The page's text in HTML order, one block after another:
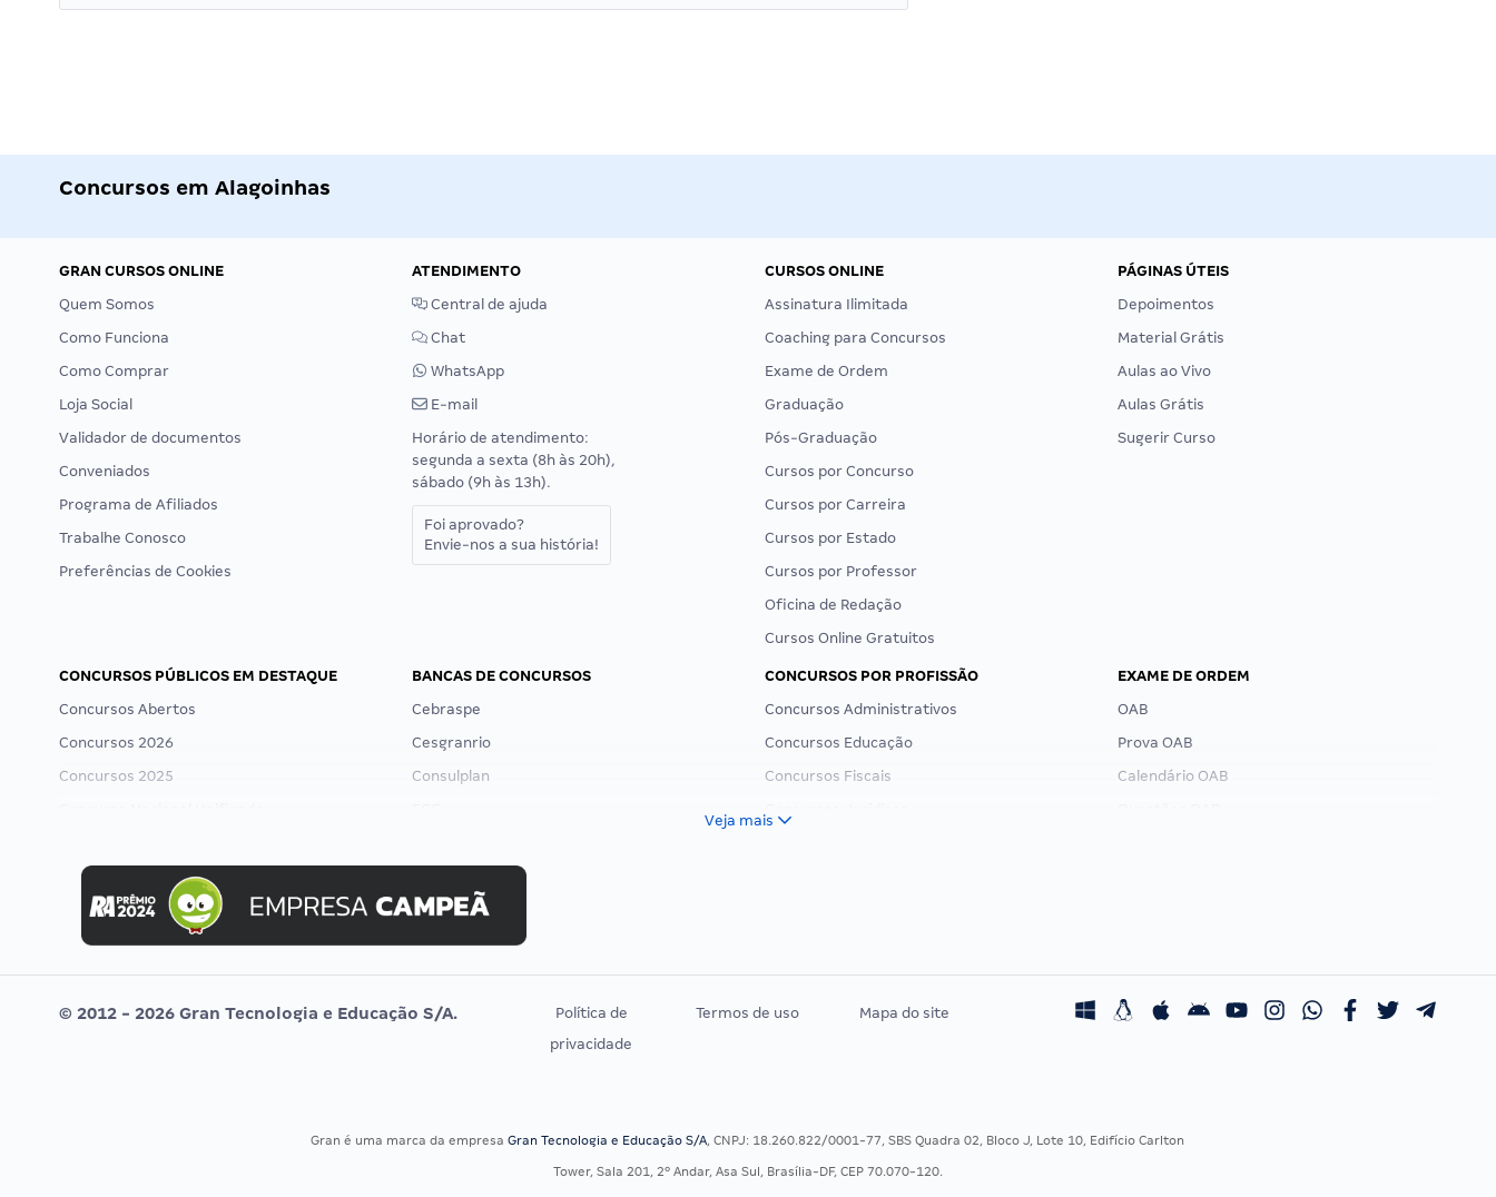
Concursos em Alagoinhas
GRAN CURSOS ONLINE
Quem Somos
Como Funciona
Como Comprar
Loja Social
Validador de documentos
Conveniados
Programa de Afiliados
Trabalhe Conosco
Preferências de Cookies
ATENDIMENTO
Central de ajuda
Chat
WhatsApp
E-mail
Horário de atendimento:
segunda a sexta (8h às 20h),
sábado (9h às 13h).
Foi aprovado?
Envie-nos a sua história!
CURSOS ONLINE
Assinatura Ilimitada
Coaching para Concursos
Exame de Ordem
Graduação
Pós-Graduação
Cursos por Concurso
Cursos por Carreira
Cursos por Estado
Cursos por Professor
Oficina de Redação
Cursos Online Gratuitos
PÁGINAS ÚTEIS
Depoimentos
Material Grátis
Aulas ao Vivo
Aulas Grátis
Sugerir Curso
CONCURSOS PÚBLICOS EM DESTAQUE
Concursos Abertos
Concursos 2026
Concursos 2025
Concurso MPU
Editais publicados
BANCAS DE CONCURSOS
Cebraspe
Cesgranrio
Consulplan
Selecon
Uniase
Vunesp
CONCURSOS POR PROFISSÃO
Concursos Administrativos
Concursos Educação
Concursos Fiscais
Residência Multiprofissional
EXAME DE ORDEM
OAB
Prova OAB
Calendário OAB
Veja mais
© 2012 - 2026 Gran Tecnologia e Educação S/A.
Política de
privacidade
Termos de uso Mapa do site
Gran é uma marca da empresaGran Tecnologia e Educação S/A, CNPJ: 18.260.822/0001-77, SBS Quadra 02, Bloco J, Lote 10, Edifício Carlton
Tower, Sala 201, 2º Andar, Asa Sul, Brasília-DF, CEP 70.070-120.